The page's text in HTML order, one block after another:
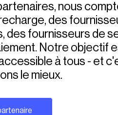
nous
des
des fournisseurs de
Notre objectif
à tous - et
le mieux.